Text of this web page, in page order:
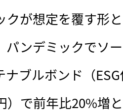
クが想定を覆す形
パンデミックでソ
ナブルボンド（
）で前年比20%増